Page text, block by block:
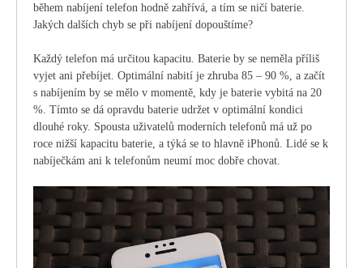
během nabíjení telefon hodně zahřívá, a tím se ničí baterie.
Jakých dalších chyb se při nabíjení dopouštíme?
Každý telefon má určitou kapacitu. Baterie by se neměla příliš
vyjet ani přebíjet. Optimální nabití je zhruba 85 – 90 %, a začít
s nabíjením by se mělo v momentě, kdy je baterie vybitá na 20
%. Tímto se dá opravdu baterie udržet v optimální kondici
dlouhé roky. Spousta uživatelů moderních telefonů má už po
roce nižší kapacitu baterie, a týká se to hlavně iPhonů. Lidé se k
nabíječkám ani k telefonům neumí moc dobře chovat.